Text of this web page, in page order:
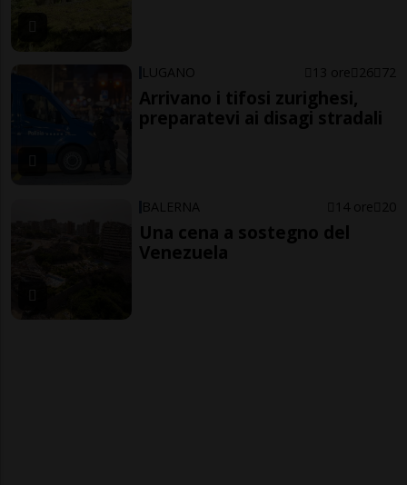
LUGANO 13 ore 26 72
Arrivano i tifosi zurighesi,
preparatevi ai disagi stradali
BALERNA 14 ore 20
Una cena a sostegno del
Venezuela